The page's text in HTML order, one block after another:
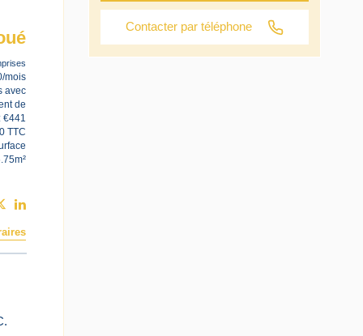
mois
avec
de
€441
TTC
Contacter par téléphone